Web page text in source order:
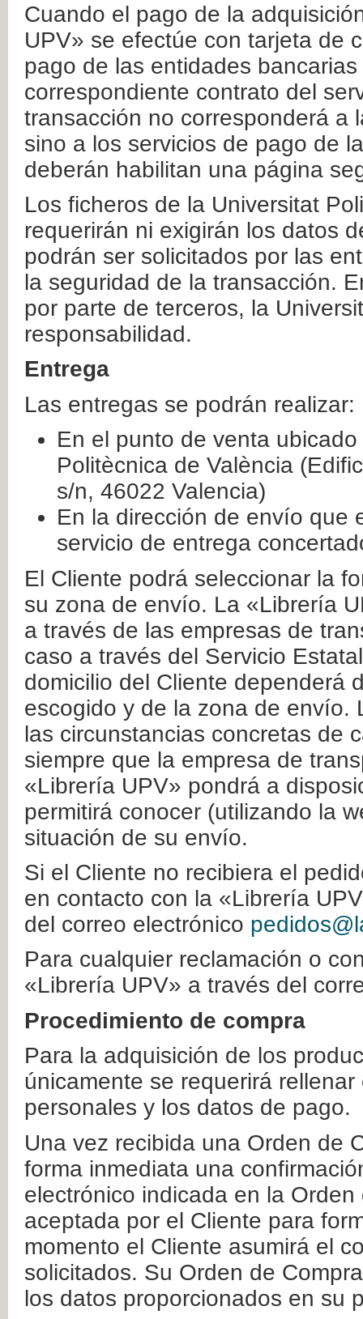
Cuando el pago de la
UPV» se efectúe con tarjeta de
pago de las entidades
correspondiente contrato del
transacción no corresponderá a
sino a los servicios de pago de
deberán habilitan una página
Los ficheros de la Universitat
requerirán ni exigirán los datos
podrán ser solicitados por las
la seguridad de la transacción.
por parte de terceros, la
responsabilidad.
Entrega
Las entregas se podrán realizar:
En el punto de venta
Politècnica de València
s/n, 46022 Valencia)
En la dirección de envío que
servicio de entrega
El Cliente podrá seleccionar la
su zona de envío. La «Librería
a través de las empresas de
caso a través del Servicio
domicilio del Cliente dependerá
escogido y de la zona de envío.
las circunstancias concretas de
siempre que la empresa de
«Librería UPV» pondrá a
permitirá conocer (utilizando la
situación de su envío.
Si el Cliente no recibiera el
en contacto con la «Librería
del correo electrónico
Para cualquier reclamación o
«Librería UPV» a través del
Procedimiento de compra
Para la adquisición de los
únicamente se requerirá
personales y los datos de pago.
Una vez recibida una Orden de
forma inmediata una
electrónico indicada en la
aceptada por el Cliente para
momento el Cliente asumirá el
solicitados. Su Orden de
los datos proporcionados en su